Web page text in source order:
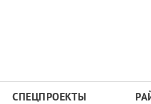
СПЕЦПРОЕКТЫ